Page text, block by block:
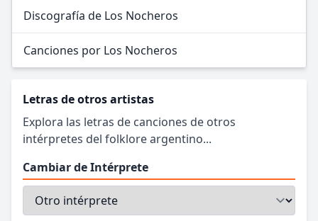
Discografía de Los Nocheros
Canciones por Los Nocheros
Letras de otros artistas
Explora las letras de canciones de otros
intérpretes del folklore argentino...
Cambiar de Intérprete